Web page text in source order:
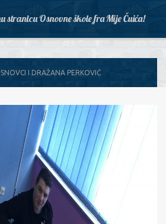
stranicu Osnovne škole fra Mije Čuića!
I DRAŽANA PERKOVIĆ